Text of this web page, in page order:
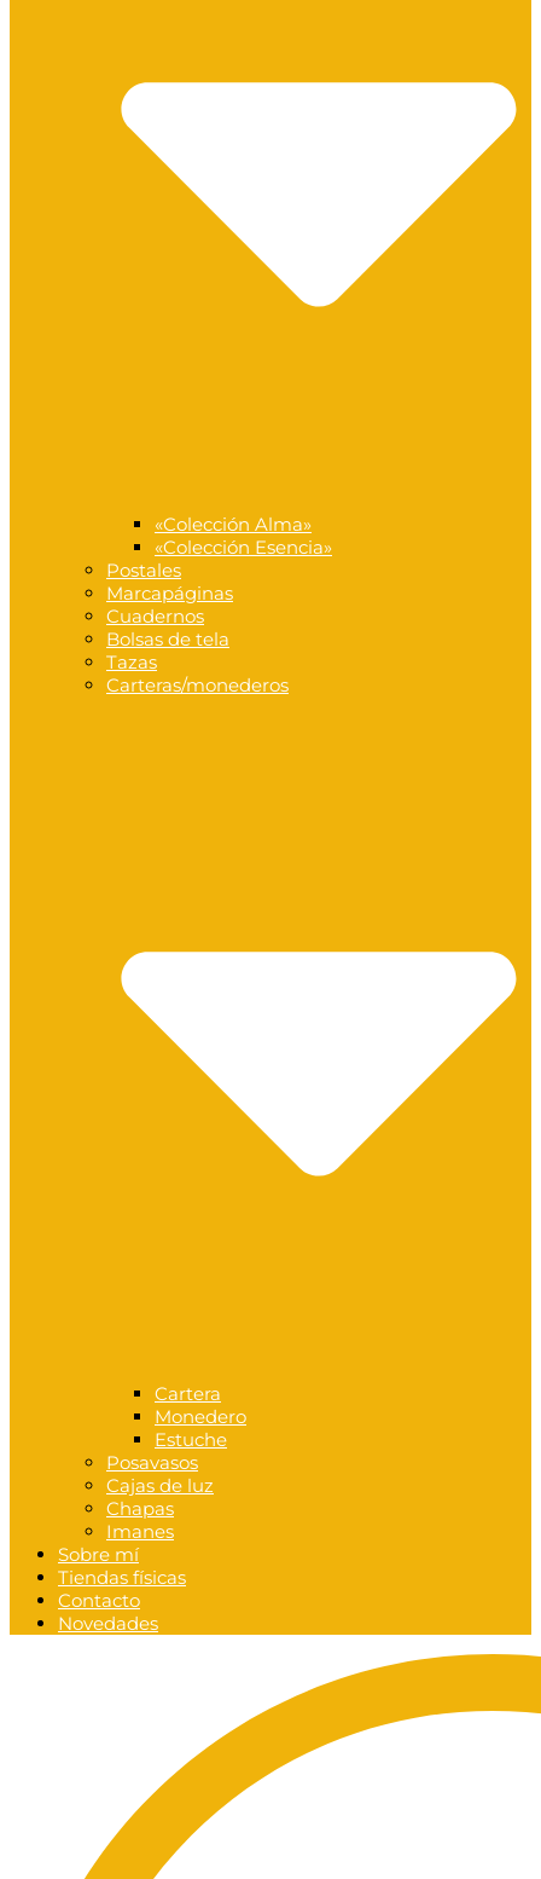
«Colección Alma»
«Colección Esencia»
Postales
Marcapáginas
Cuadernos
Bolsas de tela
Tazas
Carteras/monederos
Cartera
Monedero
Estuche
Posavasos
Cajas de luz
Chapas
Imanes
Sobre mí
Tiendas físicas
Contacto
Novedades